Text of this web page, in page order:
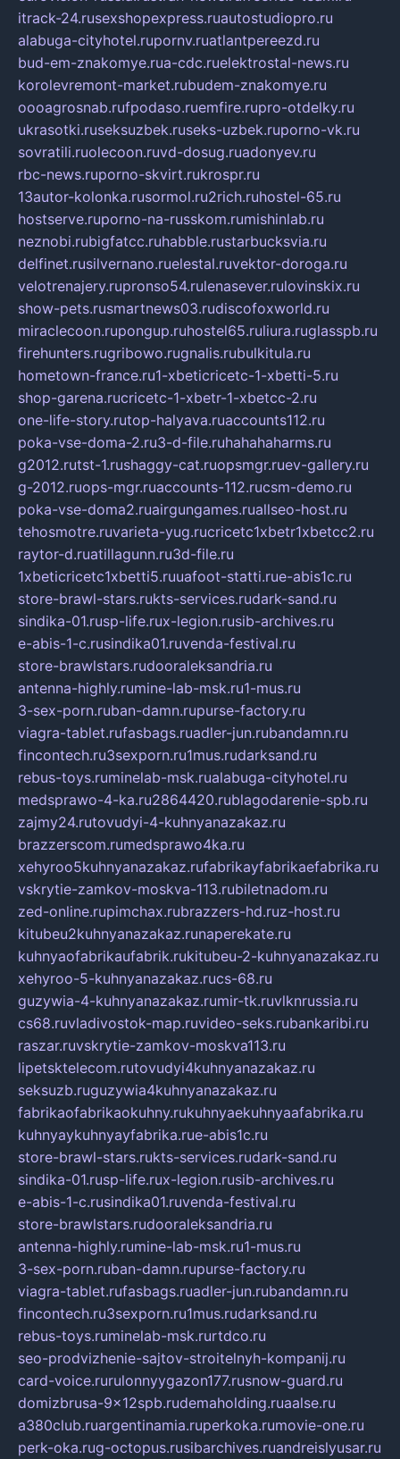
itrack-24.rusexshopexpress.ruautostudiopro.ru
alabuga-cityhotel.rupornv.ruatlantpereezd.ru
bud-em-znakomye.rua-cdc.ruelektrostal-news.ru
korolevremont-market.rubudem-znakomye.ru
oooagrosnab.rufpodaso.ruemfire.rupro-otdelky.ru
ukrasotki.ruseksuzbek.ruseks-uzbek.ruporno-vk.ru
sovratili.ruolecoon.ruvd-dosug.ruadonyev.ru
rbc-news.ruporno-skvirt.rukrospr.ru
13autor-kolonka.rusormol.ru2rich.ruhostel-65.ru
hostserve.ruporno-na-russkom.rumishinlab.ru
neznobi.rubigfatcc.ruhabble.rustarbucksvia.ru
delfinet.rusilvernano.ruelestal.ruvektor-doroga.ru
velotrenajery.rupronso54.rulenasever.rulovinskix.ru
show-pets.rusmartnews03.rudiscofoxworld.ru
miraclecoon.rupongup.ruhostel65.ruliura.ruglasspb.ru
firehunters.rugribowo.rugnalis.rubulkitula.ru
hometown-france.ru1-xbeticricetc-1-xbetti-5.ru
shop-garena.rucricetc-1-xbetr-1-xbetcc-2.ru
one-life-story.rutop-halyava.ruaccounts112.ru
poka-vse-doma-2.ru3-d-file.ruhahahaharms.ru
g2012.rutst-1.rushaggy-cat.ruopsmgr.ruev-gallery.ru
g-2012.ruops-mgr.ruaccounts-112.rucsm-demo.ru
poka-vse-doma2.ruairgungames.ruallseo-host.ru
tehosmotre.ruvarieta-yug.rucricetc1xbetr1xbetcc2.ru
raytor-d.ruatillagunn.ru3d-file.ru
1xbeticricetc1xbetti5.ruuafoot-statti.rue-abis1c.ru
store-brawl-stars.rukts-services.rudark-sand.ru
sindika-01.rusp-life.rux-legion.rusib-archives.ru
e-abis-1-c.rusindika01.ruvenda-festival.ru
store-brawlstars.rudooraleksandria.ru
antenna-highly.rumine-lab-msk.ru1-mus.ru
3-sex-porn.ruban-damn.rupurse-factory.ru
viagra-tablet.rufasbags.ruadler-jun.rubandamn.ru
fincontech.ru3sexporn.ru1mus.rudarksand.ru
rebus-toys.ruminelab-msk.rualabuga-cityhotel.ru
medsprawo-4-ka.ru2864420.rublagodarenie-spb.ru
zajmy24.rutovudyi-4-kuhnyanazakaz.ru
brazzerscom.rumedsprawo4ka.ru
xehyroo5kuhnyanazakaz.rufabrikayfabrikaefabrika.ru
vskrytie-zamkov-moskva-113.rubiletnadom.ru
zed-online.rupimchax.rubrazzers-hd.ruz-host.ru
kitubeu2kuhnyanazakaz.runaperekate.ru
kuhnyaofabrikaufabrik.rukitubeu-2-kuhnyanazakaz.ru
xehyroo-5-kuhnyanazakaz.rucs-68.ru
guzywia-4-kuhnyanazakaz.rumir-tk.ruvlknrussia.ru
cs68.ruvladivostok-map.ruvideo-seks.rubankaribi.ru
raszar.ruvskrytie-zamkov-moskva113.ru
lipetsktelecom.rutovudyi4kuhnyanazakaz.ru
seksuzb.ruguzywia4kuhnyanazakaz.ru
fabrikaofabrikaokuhny.rukuhnyaekuhnyaafabrika.ru
kuhnyaykuhnyayfabrika.rue-abis1c.ru
store-brawl-stars.rukts-services.rudark-sand.ru
sindika-01.rusp-life.rux-legion.rusib-archives.ru
e-abis-1-c.rusindika01.ruvenda-festival.ru
store-brawlstars.rudooraleksandria.ru
antenna-highly.rumine-lab-msk.ru1-mus.ru
3-sex-porn.ruban-damn.rupurse-factory.ru
viagra-tablet.rufasbags.ruadler-jun.rubandamn.ru
fincontech.ru3sexporn.ru1mus.rudarksand.ru
rebus-toys.ruminelab-msk.rurtdco.ru
seo-prodvizhenie-sajtov-stroitelnyh-kompanij.ru
card-voice.rurulonnyygazon177.rusnow-guard.ru
domizbrusa-9x12spb.rudemaholding.ruaalse.ru
a380club.ruargentinamia.ruperkoka.rumovie-one.ru
perk-oka.rug-octopus.rusibarchives.ruandreislyusar.ru